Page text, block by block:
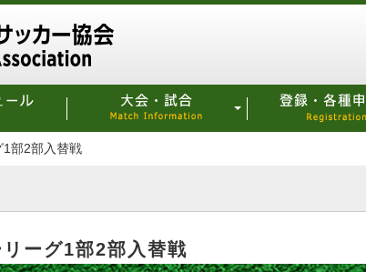
部2部入替戦
ーグ1部2部入替戦